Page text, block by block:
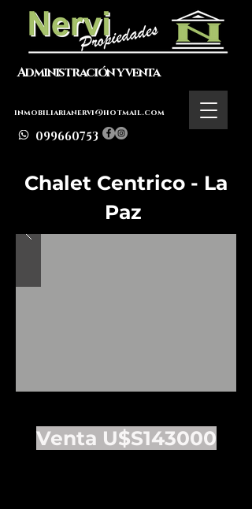
Administración y venta
099660753
inmobiliarianervi@hotmail.com
Chalet Centrico - La
Paz
Venta U$S143000